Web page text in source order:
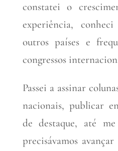
constatei o
experiência,
outros países e
congressos
Passei a assinar
nacionais, publicar
de destaque, até
precisávamos